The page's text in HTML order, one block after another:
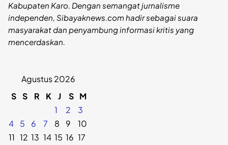
Kabupaten Karo. Dengan semangat jurnalisme
independen, Sibayaknews.com hadir sebagai suara
masyarakat dan penyambung informasi kritis yang
mencerdaskan.
Agustus 2026
S S R K J S M
1
2
3
4
5 6 7 8 9
10
11 12 13 14 15 16 17